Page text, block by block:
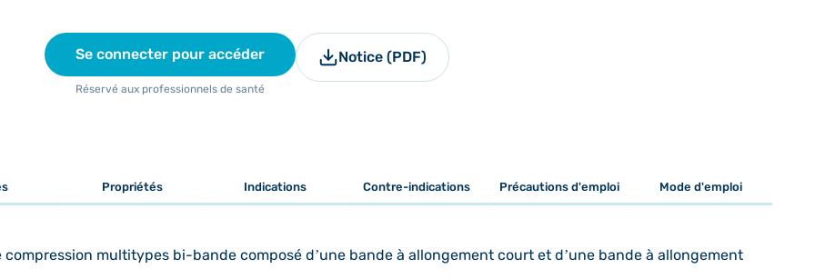
Se connecter pour accéder
Réservé aux professionnels de santé
Notice (PDF)
Propriétés Indications Contre-indications Précautions d'emploi Mode d'emploi
compression multitypes bi-bande composé d’une bande à allongement court et d’une bande à allongement